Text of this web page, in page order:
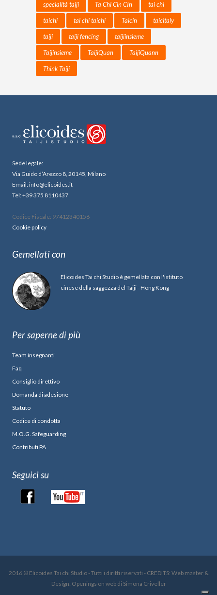
specialità taiji Ta Chi Cin CIn tai chi
taichi tai chi taichi Taicin taicitaly
taiji taiji fencing taijiinsieme
Taijinsieme TaijiQuan TaijiQuann
Think Taiji
Sede legale:
Via Guido d’Arezzo 8, 20145, Milano
Email: info@elicoides.it
Tel: +39 375 8110437
Codice Fiscale: 97412340156
Cookie policy
Gemellati con
Elicoides Tai chi Studio è gemellata con l'istituto
cinese della saggezza del Taiji - Hong Kong
Per saperne di più
Team insegnanti
Faq
Consiglio direttivo
Domanda di adesione
Statuto
Codice di condotta
M.O.G. Safeguarding
Contributi PA
Seguici su
2016 © Elicoides Tai chi Studio - Tutti i diritti riservati - CREDITS: Web master &
Design: Openings on web di Simona Criveller